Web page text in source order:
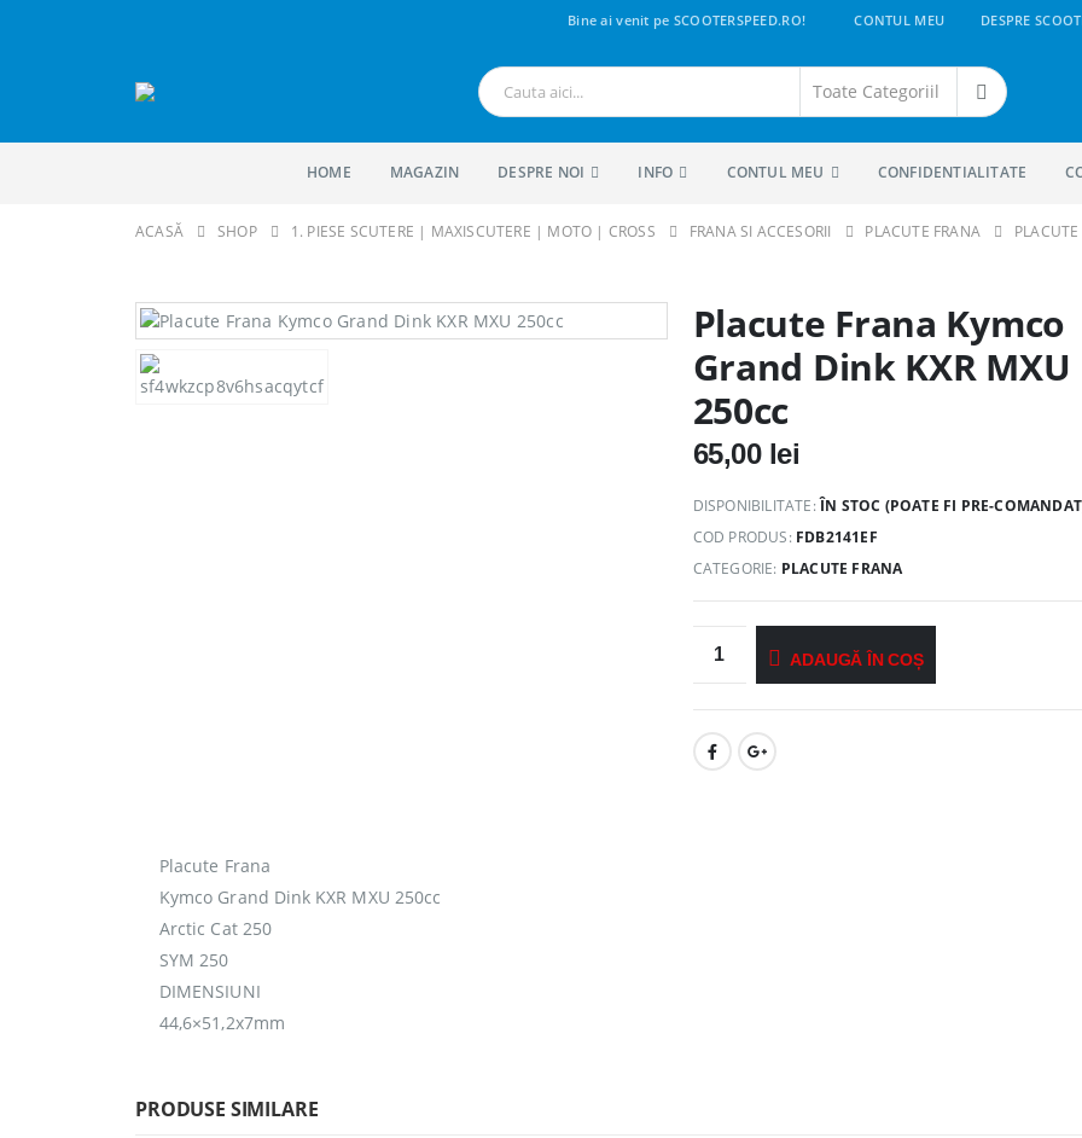
Bine ai venit pe SCOOTERSPEED.RO! CONTUL MEU DESPRE
HOME MAGAZIN DESPRE NOI INFO CONTUL MEU CONFIDENTIALITATE
ACASĂ SHOP 1. PIESE SCUTERE | MAXISCUTERE | MOTO | CROSS FRANA SI ACCESORII PLACUTE FRANA
Placute Frana Kymco
Grand Dink KXR MXU
250cc
65,00 lei
DISPONIBILITATE:ÎN STOC (POATE FI PRE-
COD PRODUS: FDB2141EF
CATEGORIE: PLACUTE FRANA
ADAUGĂ ÎN COȘ
Placute Frana
Kymco Grand Dink KXR MXU 250cc
Arctic Cat 250
SYM 250
DIMENSIUNI
44,6×51,2x7mm
PRODUSE SIMILARE